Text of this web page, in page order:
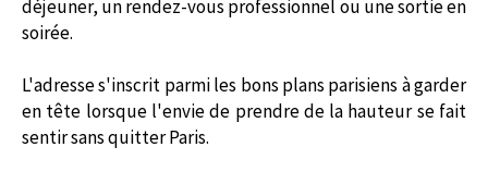
déjeuner, un rendez-vous professionnel ou une sortie en
soirée.
L'adresse s'inscrit parmi les bons plans parisiens à garder
en tête lorsque l'envie de prendre de la hauteur se fait
sentir sans quitter Paris.